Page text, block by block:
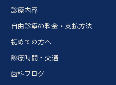
診療内容
自由診療の料金・支払方法
初めての方へ
診療時間・交通
歯科ブログ